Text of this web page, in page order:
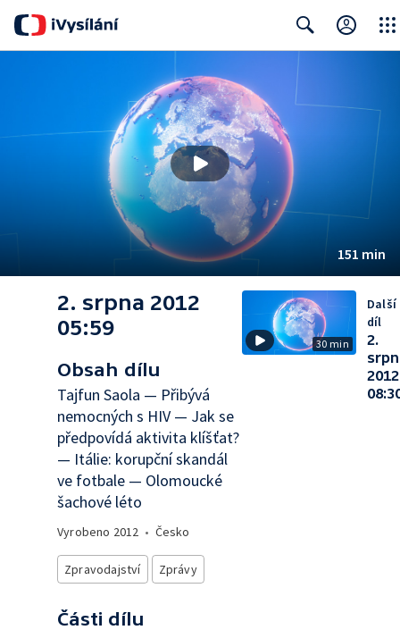
151 min
2. srpna 2012
05:59
Obsah dílu
Tajfun Saola — Přibývá
nemocných s HIV — Jak se
předpovídá aktivita klíšťat?
— Itálie: korupční skandál
ve fotbale — Olomoucké
šachové léto
Vyrobeno 2012 • Česko
Zpravodajství Zprávy
Části dílu
30 min
Další
díl
2.
2012